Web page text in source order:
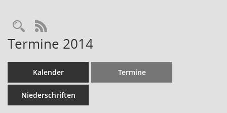
RSS-Feed
Termine 2014
Kalender Termine
Niederschriften